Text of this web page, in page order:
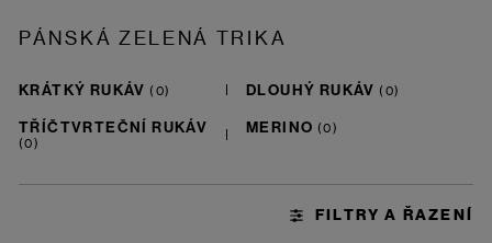
PÁNSKÁ ZELENÁ TRIKA
KRÁTKÝ RUKÁV
DLOUHÝ RUKÁV
TŘÍČTVRTEČNÍ RUKÁV
MERINO